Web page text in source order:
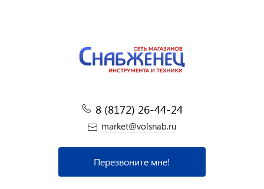
8 (8172) 26-44-24
market@volsnab.ru
Перезвоните мне!